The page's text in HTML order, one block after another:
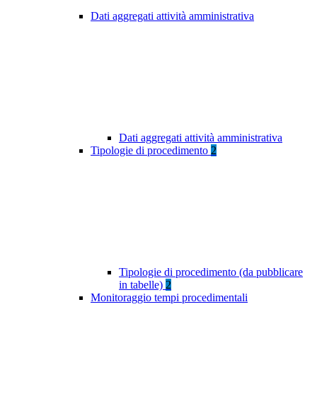
Dati aggregati attività amministrativa
Dati aggregati attività amministrativa
Tipologie di procedimento 2
Tipologie di procedimento (da pubblicare
in tabelle) 2
Monitoraggio tempi procedimentali